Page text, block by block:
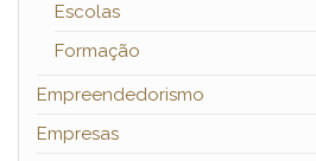
Escolas
Formação
Empreendedorismo
Empresas